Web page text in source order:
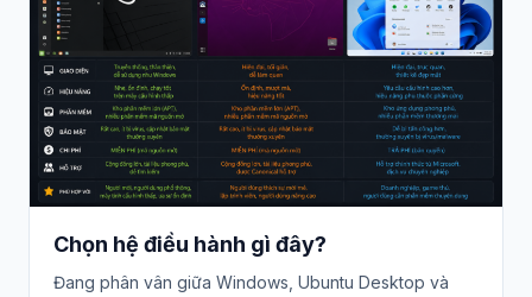
Chọn hệ điều hành gì đây?
Đang phân vân giữa Windows, Ubuntu Desktop và